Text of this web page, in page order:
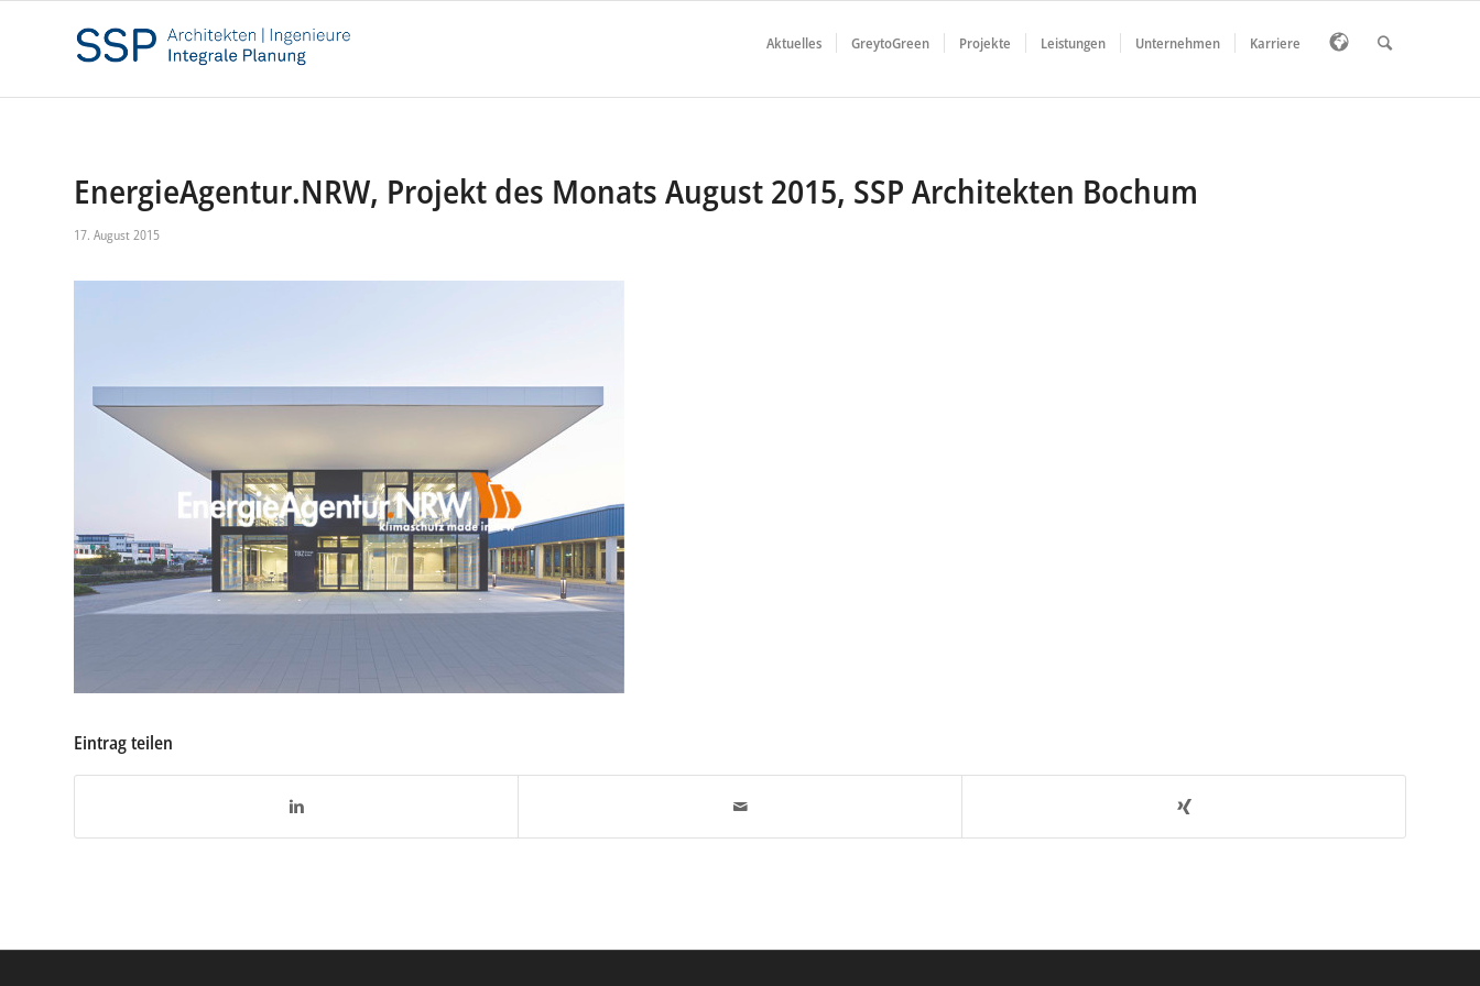
Aktuelles GreytoGreen Projekte Leistungen Unternehmen Karriere
EnergieAgentur.NRW, Projekt des Monats August 2015, SSP Architekten Bochum
17. August 2015
Eintrag teilen